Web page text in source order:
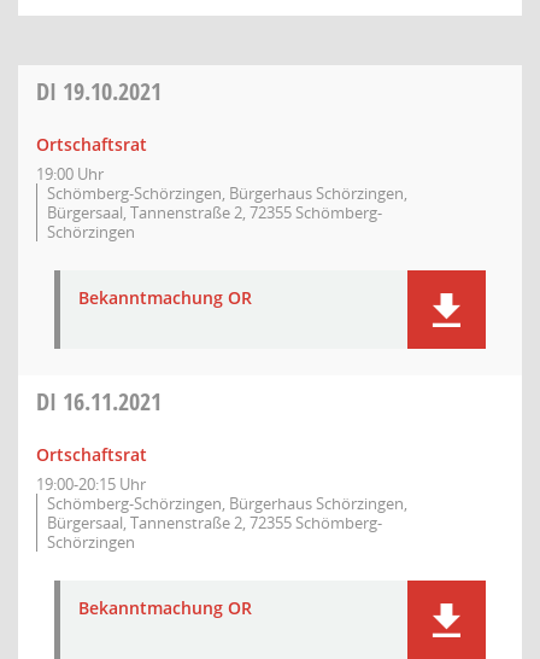
DI 19.10.2021
Ortschaftsrat
19:00 Uhr
Schömberg-Schörzingen, Bürgerhaus Schörzingen,
Bürgersaal, Tannenstraße 2, 72355 Schömberg-
Schörzingen
Bekanntmachung OR
DI 16.11.2021
Ortschaftsrat
19:00-20:15 Uhr
Schömberg-Schörzingen, Bürgerhaus Schörzingen,
Bürgersaal, Tannenstraße 2, 72355 Schömberg-
Schörzingen
Bekanntmachung OR